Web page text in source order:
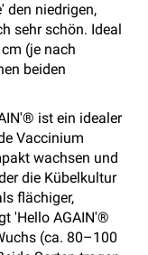
den niedrigen,
sehr schön. Ideal
(je nach
beiden
ist ein idealer
Vaccinium
wachsen und
die Kübelkultur
flächiger,
'Hello AGAIN'®
(ca. 80–100